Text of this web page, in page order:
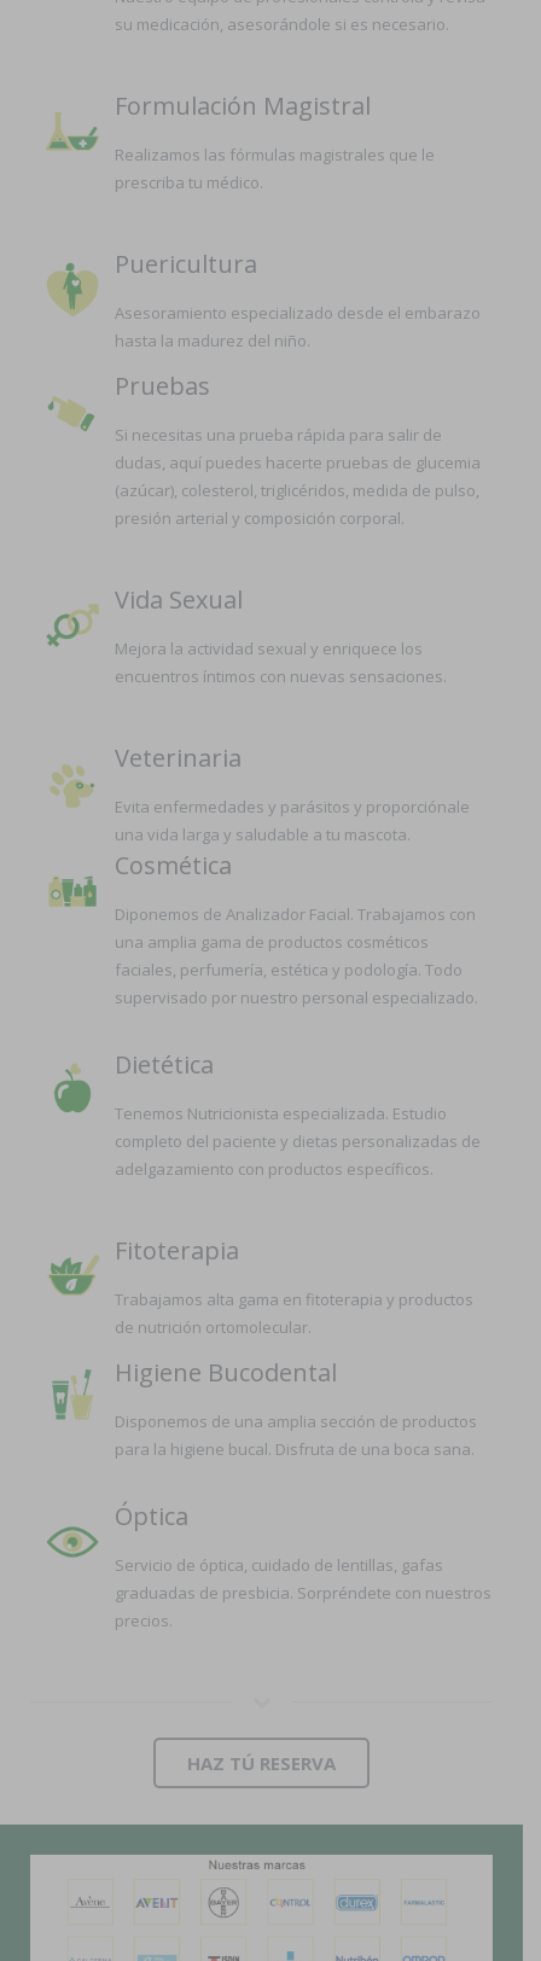
su medicación, asesorándole si es necesario.
Formulación Magistral
Realizamos las fórmulas magistrales que le
prescriba tu médico.
Puericultura
Asesoramiento especializado desde el embarazo
hasta la madurez del niño.
Pruebas
Si necesitas una prueba rápida para salir de
dudas, aquí puedes hacerte pruebas de glucemia
(azúcar), colesterol, triglicéridos, medida de pulso,
presión arterial y composición corporal.
Vida Sexual
Mejora la actividad sexual y enriquece los
encuentros íntimos con nuevas sensaciones.
Veterinaria
Evita enfermedades y parásitos y proporciónale
una vida larga y saludable a tu mascota.
Cosmética
Diponemos de Analizador Facial. Trabajamos con
una amplia gama de productos cosméticos
faciales, perfumería, estética y podología. Todo
supervisado por nuestro personal especializado.
Dietética
Tenemos Nutricionista especializada. Estudio
completo del paciente y dietas personalizadas de
adelgazamiento con productos específicos.
Fitoterapia
Trabajamos alta gama en fitoterapia y productos
de nutrición ortomolecular.
Higiene Bucodental
Disponemos de una amplia sección de productos
para la higiene bucal. Disfruta de una boca sana.
Óptica
Servicio de óptica, cuidado de lentillas, gafas
graduadas de presbicia. Sorpréndete con nuestros
precios.
HAZ TÚ RESERVA